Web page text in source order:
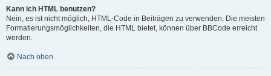
Kann ich HTML benutzen?
Nein, es ist nicht möglich, HTML-Code in Beiträgen zu verwenden. Die meisten
Formatierungsmöglichkeiten, die HTML bietet, können über BBCode erreicht
werden.
Nach oben